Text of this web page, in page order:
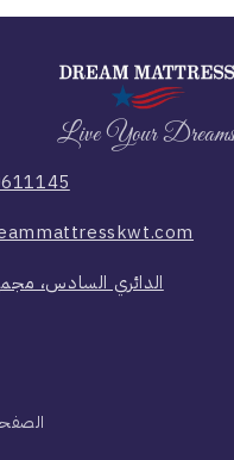
Live Your
الدائري السادس،